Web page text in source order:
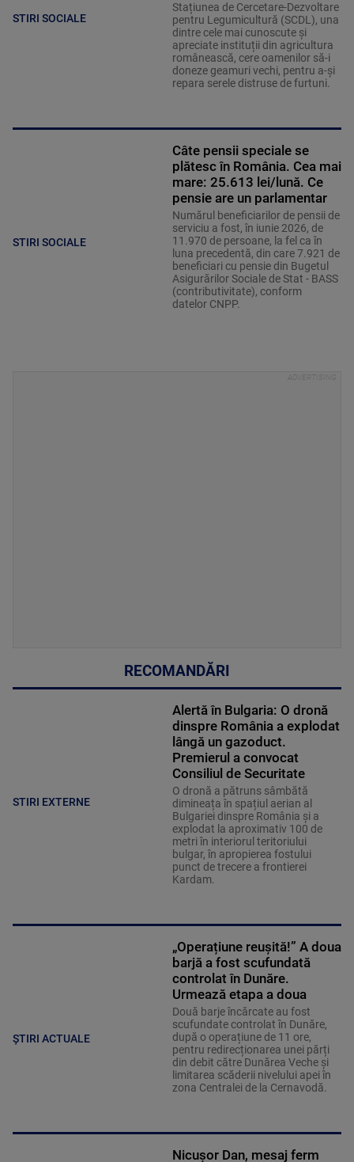
STIRI SOCIALE
Stațiunea de Cercetare-Dezvoltare
pentru Legumicultură (SCDL), una
dintre cele mai cunoscute și
apreciate instituții din agricultura
românească, cere oamenilor să-i
doneze geamuri vechi, pentru a-și
repara serele distruse de furtuni.
STIRI SOCIALE
Câte pensii speciale se
plătesc în România. Cea mai
mare: 25.613 lei/lună. Ce
pensie are un parlamentar
Numărul beneficiarilor de pensii de
serviciu a fost, în iunie 2026, de
11.970 de persoane, la fel ca în
luna precedentă, din care 7.921 de
beneficiari cu pensie din Bugetul
Asigurărilor Sociale de Stat - BASS
(contributivitate), conform
datelor CNPP.
RECOMANDĂRI
STIRI EXTERNE
Alertă în Bulgaria: O dronă
dinspre România a explodat
lângă un gazoduct.
Premierul a convocat
Consiliul de Securitate
O dronă a pătruns sâmbătă
dimineața în spațiul aerian al
Bulgariei dinspre România și a
explodat la aproximativ 100 de
metri în interiorul teritoriului
bulgar, în apropierea fostului
punct de trecere a frontierei
Kardam.
ȘTIRI ACTUALE
„Operațiune reușită!” A doua
barjă a fost scufundată
controlat în Dunăre.
Urmează etapa a doua
Două barje încărcate au fost
scufundate controlat în Dunăre,
după o operațiune de 11 ore,
pentru redirecționarea unei părți
din debit către Dunărea Veche și
limitarea scăderii nivelului apei în
zona Centralei de la Cernavodă.
Nicușor Dan, mesaj ferm